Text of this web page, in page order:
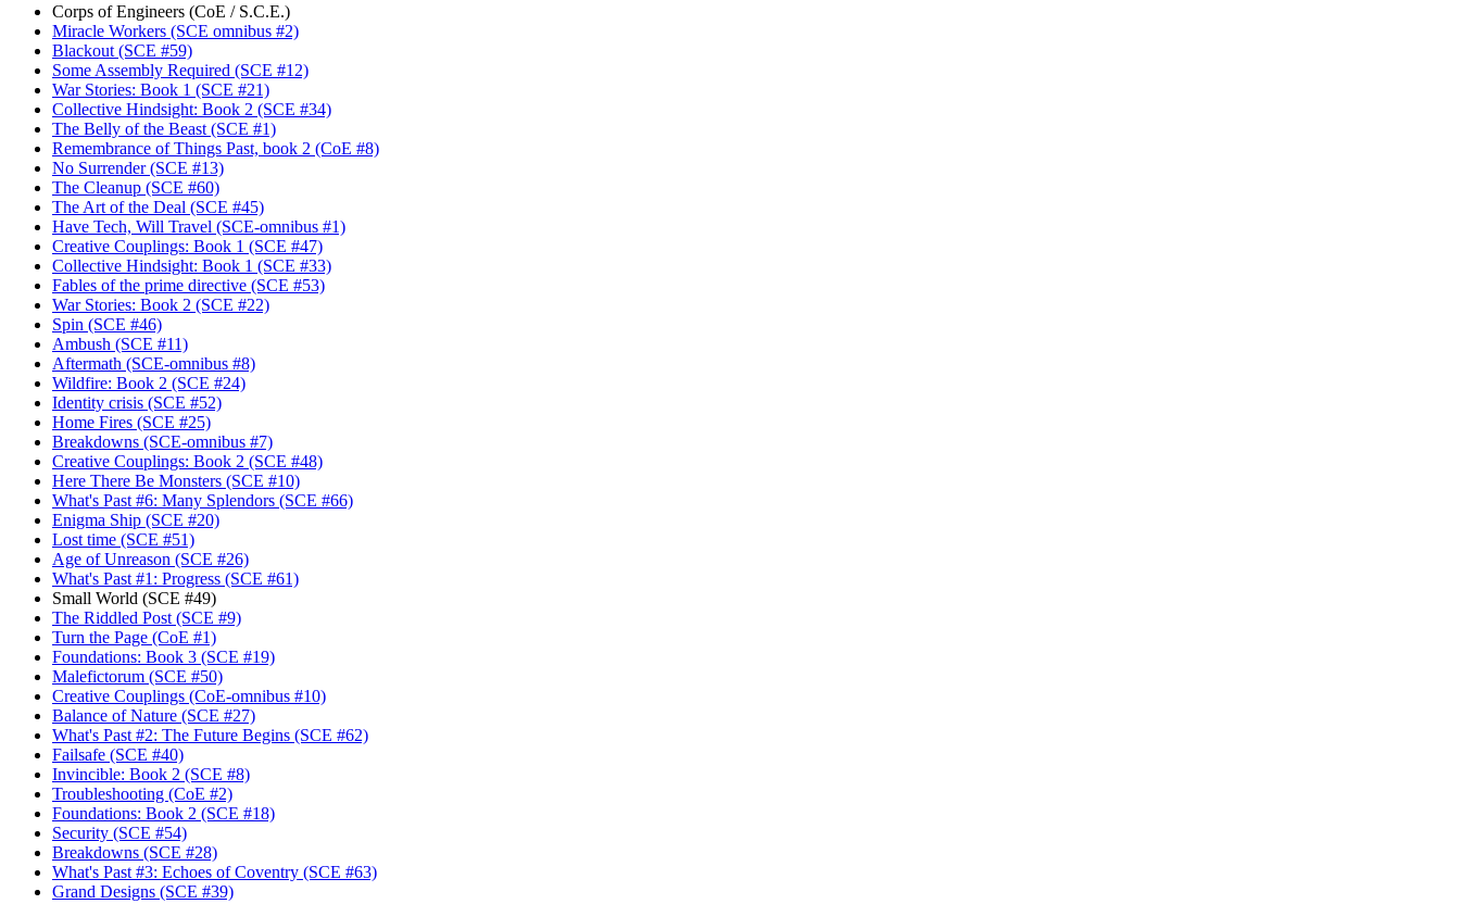
Corps of Engineers (CoE / S.C.E.)
Miracle Workers (SCE omnibus #2)
Blackout (SCE #59)
Some Assembly Required (SCE #12)
War Stories: Book 1 (SCE #21)
Collective Hindsight: Book 2 (SCE #34)
The Belly of the Beast (SCE #1)
Remembrance of Things Past, book 2 (CoE #8)
No Surrender (SCE #13)
The Cleanup (SCE #60)
The Art of the Deal (SCE #45)
Have Tech, Will Travel (SCE-omnibus #1)
Creative Couplings: Book 1 (SCE #47)
Collective Hindsight: Book 1 (SCE #33)
Fables of the prime directive (SCE #53)
War Stories: Book 2 (SCE #22)
Spin (SCE #46)
Ambush (SCE #11)
Aftermath (SCE-omnibus #8)
Wildfire: Book 2 (SCE #24)
Identity crisis (SCE #52)
Home Fires (SCE #25)
Breakdowns (SCE-omnibus #7)
Creative Couplings: Book 2 (SCE #48)
Here There Be Monsters (SCE #10)
What's Past #6: Many Splendors (SCE #66)
Enigma Ship (SCE #20)
Lost time (SCE #51)
Age of Unreason (SCE #26)
What's Past #1: Progress (SCE #61)
Small World (SCE #49)
The Riddled Post (SCE #9)
Turn the Page (CoE #1)
Foundations: Book 3 (SCE #19)
Malefictorum (SCE #50)
Creative Couplings (CoE-omnibus #10)
Balance of Nature (SCE #27)
What's Past #2: The Future Begins (SCE #62)
Failsafe (SCE #40)
Invincible: Book 2 (SCE #8)
Troubleshooting (CoE #2)
Foundations: Book 2 (SCE #18)
Security (SCE #54)
Breakdowns (SCE #28)
What's Past #3: Echoes of Coventry (SCE #63)
Grand Designs (SCE #39)